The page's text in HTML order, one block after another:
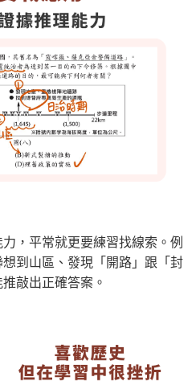
，平常就更要練習找線索。例
到山區、發現「開路」跟「封
敲出正確答案。